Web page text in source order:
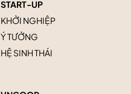
START-UP
KHỞI NGHIỆP
Ý TƯỞNG
HỆ SINH THÁI